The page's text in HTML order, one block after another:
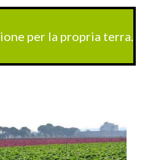
per la propria terra.